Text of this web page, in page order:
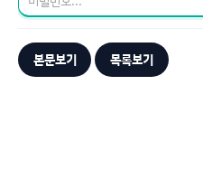
본문보기 목록보기